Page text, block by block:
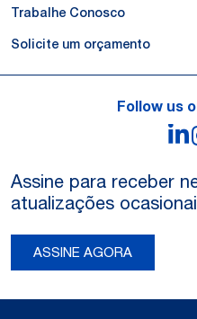
Trabalhe Conosco
Solicite um orçamento
Follow us
Assine para receber
atualizações
ASSINE AGORA